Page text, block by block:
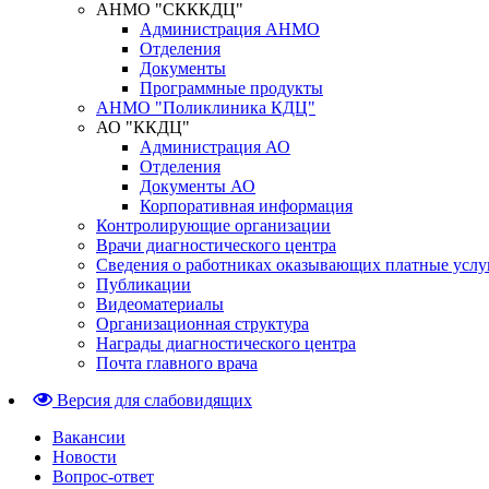
АНМО "СКККДЦ"
Администрация АНМО
Отделения
Документы
Программные продукты
АНМО "Поликлиника КДЦ"
АО "ККДЦ"
Администрация АО
Отделения
Документы АО
Корпоративная информация
Контролирующие организации
Врачи диагностического центра
Сведения о работниках оказывающих платные
Публикации
Видеоматериалы
Организационная структура
Награды диагностического центра
Почта главного врача
Версия для слабовидящих
Вакансии
Новости
Вопрос-ответ